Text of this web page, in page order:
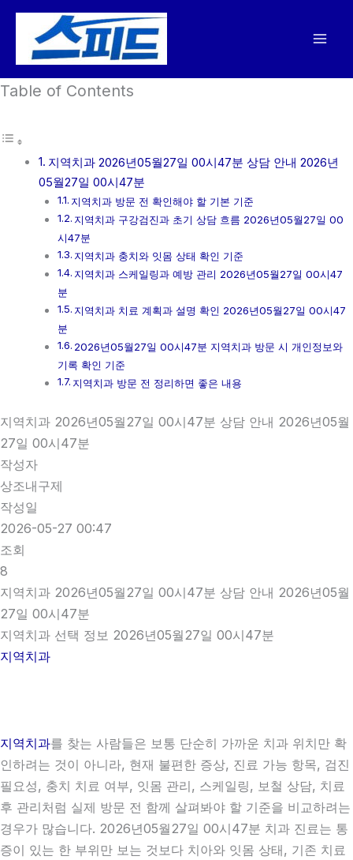
건
뛰
Table of Contents
지역치과 2026년05월27일 00시47분 상담 안내 2026년
05월27일 00시47분
지역치과 방문 전 확인해야 할 기본 기준
지역치과 구강검진과 초기 상담 흐름 2026년05월27일 00
시47분
지역치과 충치와 잇몸 상태 확인 기준
지역치과 스케일링과 예방 관리 2026년05월27일 00시47
분
지역치과 치료 계획과 설명 확인 2026년05월27일 00시47
분
2026년05월27일 00시47분 지역치과 방문 시 개인정보와
기록 확인 기준
지역치과 방문 전 정리하면 좋은 내용
지역치과 2026년05월27일 00시47분 상담 안내 2026년05월
27일 00시47분
작성자
상조내구제
작성일
2026-05-27 00:47
조회
8
지역치과 2026년05월27일 00시47분 상담 안내 2026년05월
27일 00시47분
지역치과 선택 정보 2026년05월27일 00시47분
지역치과
지역치과를 찾는 사람들은 보통 단순히 가까운 치과 위치만 확
인하려는 것이 아니라, 현재 불편한 증상, 진료 가능 항목, 검진
필요성, 충치 치료 여부, 잇몸 관리, 스케일링, 보철 상담, 치료
후 관리처럼 실제 방문 전 함께 살펴봐야 할 기준을 비교하려는
경우가 많습니다. 2026년05월27일 00시47분 치과 진료는 통
증이 있는 한 부위만 보는 것보다 치아와 잇몸 상태, 기존 치료